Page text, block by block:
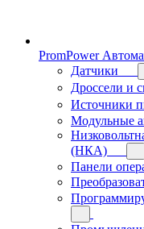
PromPower
Датчики
Дроссели и
Источники
Модульные
(НКА)
Панели